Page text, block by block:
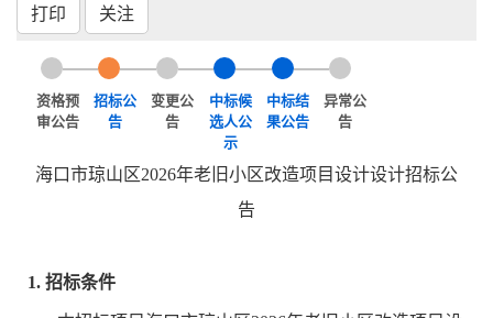
打印 关注
资格预
审公告
招标公
告
变更公
告
中标候
选人公
示
中标结
果公告
异常公
告
海口市琼山区2026年老旧小区改造项目设计设计招标公
告
1. 招标条件